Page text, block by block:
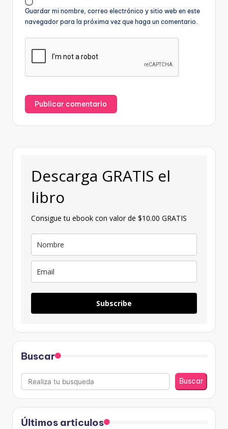
Guardar mi nombre, correo electrónico y sitio web en este
navegador para la próxima vez que haga un comentario.
Descarga GRATIS el
libro
Consigue tu ebook con valor de $10.00 GRATIS
Subscribe
Buscar
Buscar
Últimos articulos